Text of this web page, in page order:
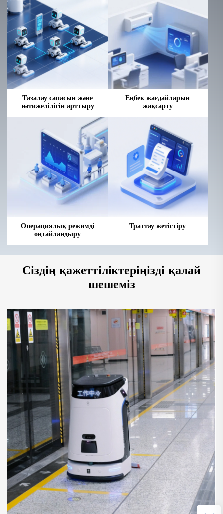
Тазалау сапасын және
нәтижелілігін арттыру
Еңбек жағдайларын
жақсарту
Операциялық режимді
оңтайландыру
Траттау жетістіру
Сіздің қажеттіліктеріңізді қалай
шешеміз